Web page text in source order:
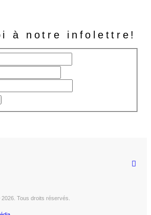
à notre infolettre!
Tous droits réservés.